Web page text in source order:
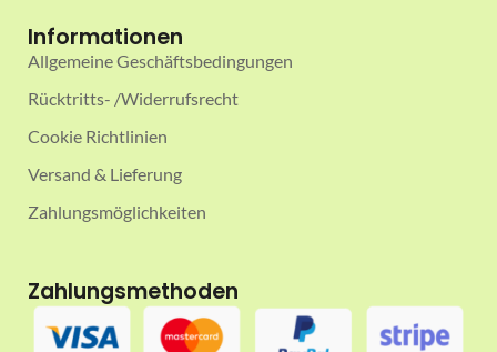
Informationen
Allgemeine Geschäftsbedingungen
Rücktritts- /Widerrufsrecht
Cookie Richtlinien
Versand & Lieferung
Zahlungsmöglichkeiten
Zahlungsmethoden